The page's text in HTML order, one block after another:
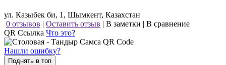
ул. Казыбек би, 1, Шымкент, Казахстан
0 отзывов | Оставить отзыв | В заметки | В сравнение
QR Ссылка Что это?
Нашли ошибку?
Поднять в топ